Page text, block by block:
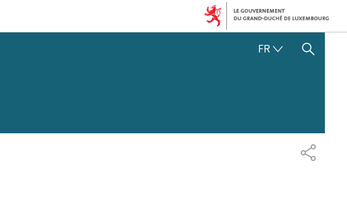
FRFRANÇAIS
AFFICHER / MASQUER